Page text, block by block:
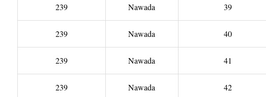
239 Nawada 39
239 Nawada 40
239 Nawada 41
239 Nawada 42